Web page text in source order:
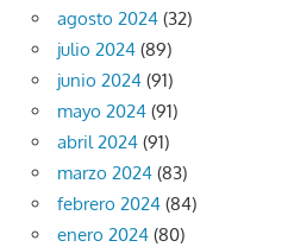
agosto 2024 (32)
julio 2024 (89)
junio 2024 (91)
mayo 2024 (91)
abril 2024 (91)
marzo 2024 (83)
febrero 2024 (84)
enero 2024 (80)